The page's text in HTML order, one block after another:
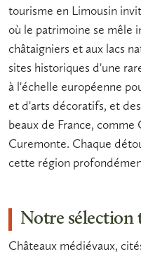
tourisme en Limousin
où le patrimoine se mêle
châtaigniers et aux lacs
sites historiques d'une
à l'échelle européenne
et d'arts décoratifs, et
beaux de France, comme
Curemonte. Chaque
cette région
Notre sélection
Châteaux médiévaux,